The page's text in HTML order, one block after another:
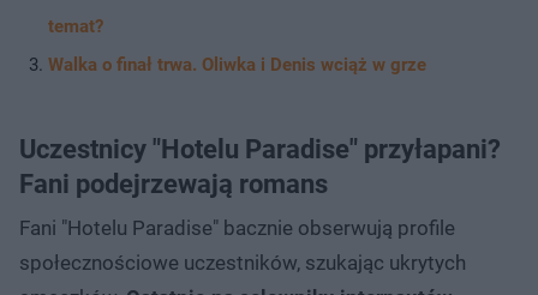
temat?
Walka o finał trwa. Oliwka i Denis wciąż w grze
Uczestnicy "Hotelu Paradise" przyłapani?
Fani podejrzewają romans
Fani "Hotelu Paradise" bacznie obserwują profile
społecznościowe uczestników, szukając ukrytych